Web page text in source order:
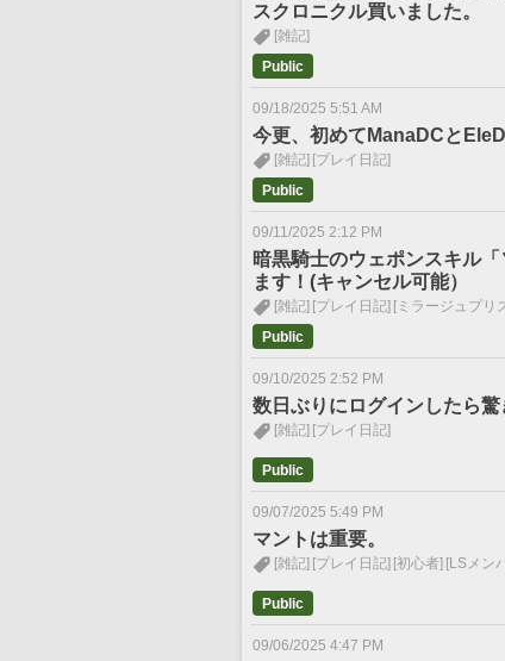
スクロニクル買いました。
[雑記]
Public
09/18/2025 5:51 AM
今更、初めてManaDCと
[雑記] [プレイ日記]
Public
09/11/2025 2:12 PM
暗黒騎士のウェポンスキル
ます！(キャンセル可能）
[雑記] [プレイ日記] [ミラージュプリ
Public
09/10/2025 2:52 PM
数日ぶりにログインしたら驚
[雑記] [プレイ日記]
Public
09/07/2025 5:49 PM
マントは重要。
[雑記] [プレイ日記] [初心者] [LSメン
Public
09/06/2025 4:47 PM